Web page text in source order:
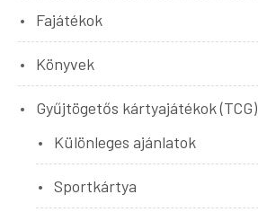
Fajátékok
Könyvek
Gyűjtögetős kártyajátékok (TCG)
Különleges ajánlatok
Sportkártya